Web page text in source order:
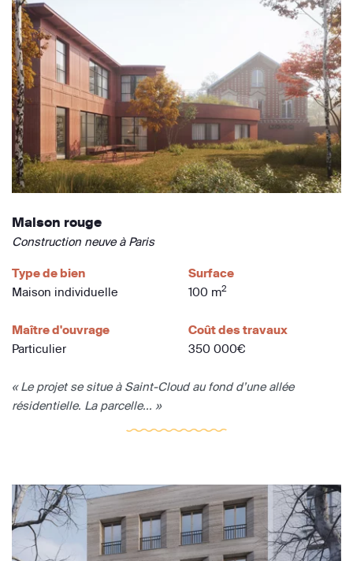
Maison rouge
Construction neuve à Paris
Type de bien
Maison individuelle
Surface
100 m2
Maître d'ouvrage
Particulier
Coût des travaux
350 000€
« Le projet se situe à Saint-Cloud au fond d’une allée
résidentielle. La parcelle... »